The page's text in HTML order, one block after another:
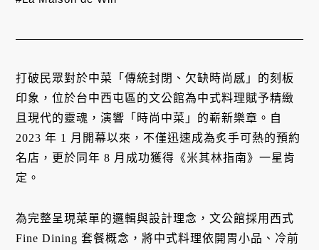
打破民眾對於中菜「傳統封閉、欠缺時尚感」的刻板
印象，位於台中西屯區的文公館為中式料理賦予精緻
且現代的靈魂，演響「時尚中菜」的嶄新樂章。自
2023 年 1 月開幕以來，不僅迅速成為炙手可熱的預約
名店，更於同年 8 月成功獲得《米其林指南》一星肯
定。
為完整呈現菜單的邏輯與設計理念，文公館採用西式
Fine Dining 套餐概念，將中式料理依開胃小品、冷前